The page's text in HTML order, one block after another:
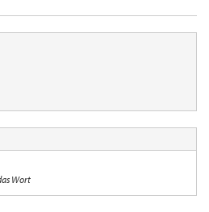
Wort